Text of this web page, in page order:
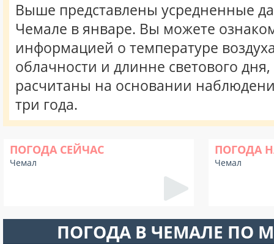
Выше представлены усредненные
Чемале в январе. Вы можете
информацией о температуре
облачности и длинне светового
расчитаны на основании
три года.
ПОГОДА СЕЙЧАС
Чемал
ПОГОДА
Чемал
ПОГОДА В ЧЕМАЛЕ ПО